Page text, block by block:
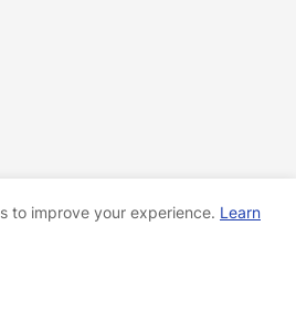
to improve your experience. Learn